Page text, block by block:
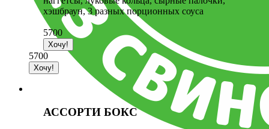
хэшбраун, 3 разных порционных соуса
5700
5700
АССОРТИ БОКС